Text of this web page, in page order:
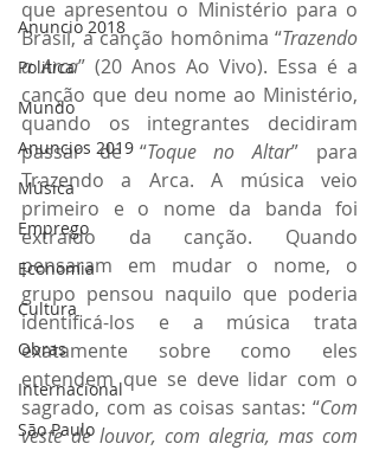
Anuncio 2018
Politica
Mundo
Anuncios 2019
Música
Emprego
Economia
Cultura
Obras
Internacional
São Paulo
que apresentou o Ministério para o
Brasil, a canção homônima “Trazendo
a Arca” (20 Anos Ao Vivo). Essa é a
canção que deu nome ao Ministério,
quando os integrantes decidiram
passar de “Toque no Altar” para
Trazendo a Arca. A música veio
primeiro e o nome da banda foi
extraído da canção. Quando
pensaram em mudar o nome, o
grupo pensou naquilo que poderia
identificá-los e a música trata
exatamente sobre como eles
entendem que se deve lidar com o
sagrado, com as coisas santas: “Com
veste de louvor, com alegria, mas com